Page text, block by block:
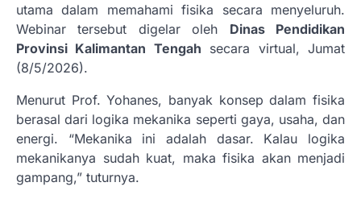
utama dalam memahami fisika secara menyeluruh.
Webinar tersebut digelar oleh Dinas Pendidikan
Provinsi Kalimantan Tengah secara virtual, Jumat
(8/5/2026).
Menurut Prof. Yohanes, banyak konsep dalam fisika
berasal dari logika mekanika seperti gaya, usaha, dan
energi. “Mekanika ini adalah dasar. Kalau logika
mekanikanya sudah kuat, maka fisika akan menjadi
gampang,” tuturnya.